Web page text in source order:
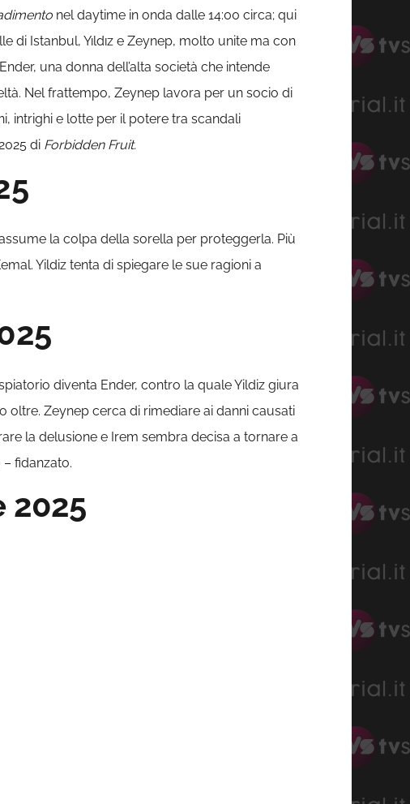
nel daytime in onda dalle 14:00 circa; qui
di Istanbul, Yıldız e Zeynep, molto unite ma con
una donna dell’alta società che intende
Nel frattempo, Zeynep lavora per un socio di
intrighi e lotte per il potere tra scandali
di Forbidden Fruit.
la colpa della sorella per proteggerla. Più
Yildiz tenta di spiegare le sue ragioni a
diventa Ender, contro la quale Yildiz giura
oltre. Zeynep cerca di rimediare ai danni causati
la delusione e Irem sembra decisa a tornare a
fidanzato.
2025